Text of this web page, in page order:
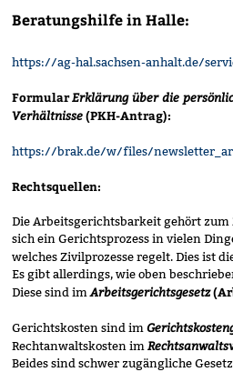
Beratungshilfe in Halle:
https://ag-hal.sachsen-anhalt.de/
FormularErklärung über die
Verhältnisse(PKH-Antrag):
https://brak.de/w/files/
Rechtsquellen:
Die Arbeitsgerichtsbarkeit gehört
sich ein Gerichtsprozess in vielen
welches Zivilprozesse regelt. Dies ist
Es gibt allerdings, wie oben
Diese sind imArbeitsgerichtsgesetz
Gerichtskosten sind im
Rechtanwaltskosten im
Beides sind schwer zugängliche